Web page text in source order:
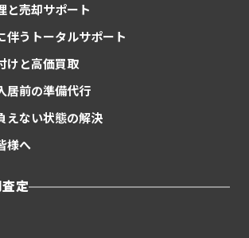
と売却サポート
伴うトータルサポート
けと高価買取
居前の準備代行
えない状態の解決
様へ
定